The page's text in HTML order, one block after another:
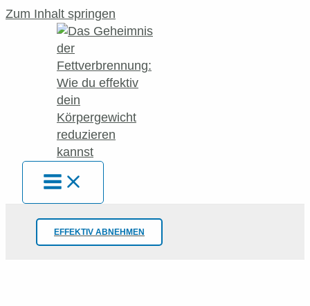
Zum Inhalt springen
EFFEKTIV ABNEHMEN